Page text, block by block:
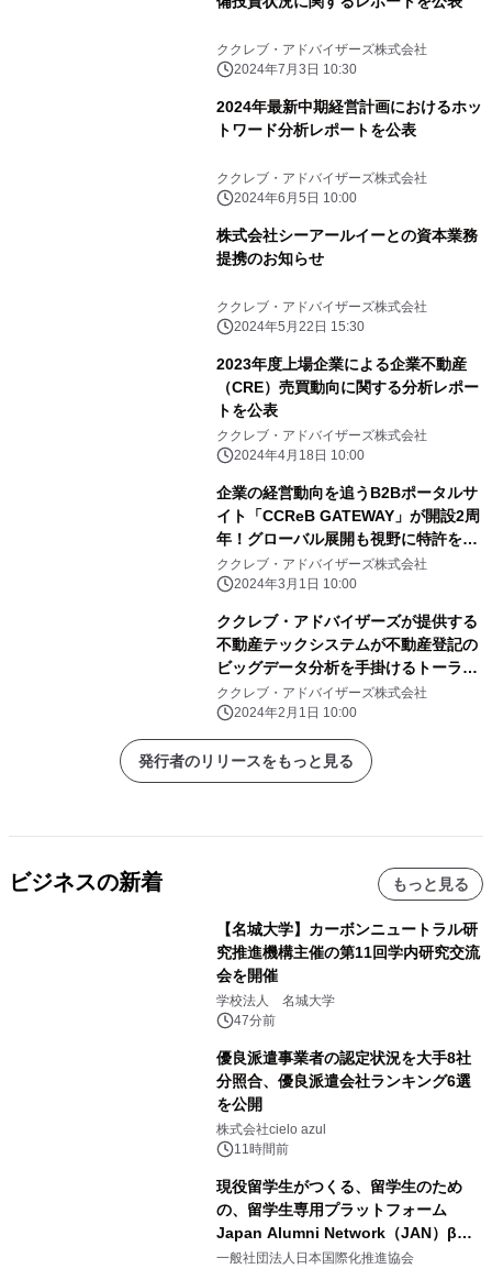
ククレブ・アドバイザーズ株式会社
2024年7月3日 10:30
2024年最新中期経営計画におけるホッ
トワード分析レポートを公表
ククレブ・アドバイザーズ株式会社
2024年6月5日 10:00
株式会社シーアールイーとの資本業務
提携のお知らせ
ククレブ・アドバイザーズ株式会社
2024年5月22日 15:30
2023年度上場企業による企業不動産
（CRE）売買動向に関する分析レポー
トを公表
ククレブ・アドバイザーズ株式会社
2024年4月18日 10:00
企業の経営動向を追うB2Bポータルサ
イト「CCReB GATEWAY」が開設2周
年！グローバル展開も視野に特許を取
得！
ククレブ・アドバイザーズ株式会社
2024年3月1日 10:00
ククレブ・アドバイザーズが提供する
不動産テックシステムが不動産登記の
ビッグデータ分析を手掛けるトーラス
の"不動産チェッカー”との連携により
即時に謄本取得が可能に
ククレブ・アドバイザーズ株式会社
2024年2月1日 10:00
発行者のリリースをもっと見る
ビジネスの新着 もっと見る
【名城大学】カーボンニュートラル研
究推進機構主催の第11回学内研究交流
会を開催
学校法人 名城大学
47分前
優良派遣事業者の認定状況を大手8社
分照合、優良派遣会社ランキング6選
を公開
株式会社cielo azul
11時間前
現役留学生がつくる、留学生のため
の、留学生専用プラットフォーム
Japan Alumni Network（JAN）β版
をリリース
一般社団法人日本国際化推進協会